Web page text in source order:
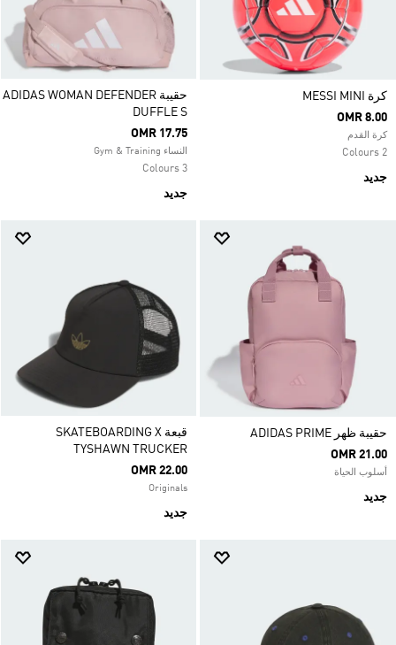
كرة MESSI MINI
OMR 8.00
كرة القدم
2 Colours
جديد
حقيبة ADIDAS WOMAN DEFENDER
DUFFLE S
OMR 17.75
النساء Gym & Training
3 Colours
جديد
حقيبة ظهر ADIDAS PRIME
OMR 21.00
أسلوب الحياة
جديد
قبعة SKATEBOARDING X
TYSHAWN TRUCKER
OMR 22.00
Originals
جديد